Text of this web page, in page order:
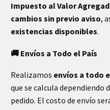
Impuesto al Valor
cambios sin previo aviso,
existencias disponibles.
🚚 Envíos a Todo el País
Realizamos envíos a todo
que se calcula dependiendo
pedido. El costo de envío